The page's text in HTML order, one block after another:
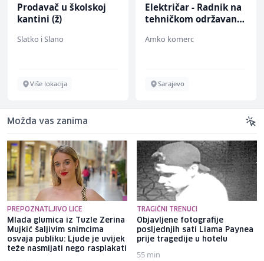
Prodavač u školskoj
kantini (ž)
Slatko i Slano
Više lokacija
Električar - Radnik na
tehničkom održavanju
Amko komerc
Sarajevo
Možda vas zanima
PREPOZNATLJIVO LICE
Mlada glumica iz Tuzle Zerina
Mujkić šaljivim snimcima
osvaja publiku: Ljude je uvijek
teže nasmijati nego rasplakati
TRAGIČNI TRENUCI
Objavljene fotografije
posljednjih sati Liama ​​Paynea
prije tragedije u hotelu
55 min